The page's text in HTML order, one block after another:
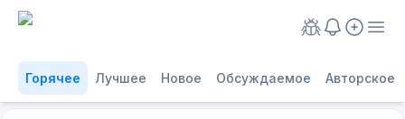
Горячее Лучшее Новое Обсуждаемое Авторское